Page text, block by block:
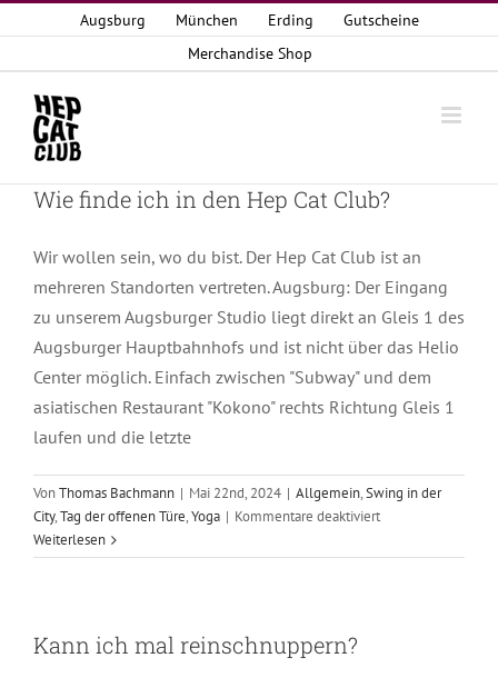
Inhalt
springen
Augsburg München Erding
Gutscheine
Merchandise Shop
Wie finde ich in den Hep Cat Club?
Wir wollen sein, wo du bist. Der Hep Cat Club ist an
mehreren Standorten vertreten. Augsburg: Der Eingang
zu unserem Augsburger Studio liegt direkt an Gleis 1 des
Augsburger Hauptbahnhofs und ist nicht über das Helio
Center möglich. Einfach zwischen "Subway" und dem
asiatischen Restaurant "Kokono" rechts Richtung Gleis 1
laufen und die letzte
VonThomas Bachmann | Mai 22nd, 2024 | Allgemein,Swing in der
City,Tag der offenen Türe,Yoga | Kommentare deaktiviertfür
finde
Weiterlesen
Kann ich mal reinschnuppern?